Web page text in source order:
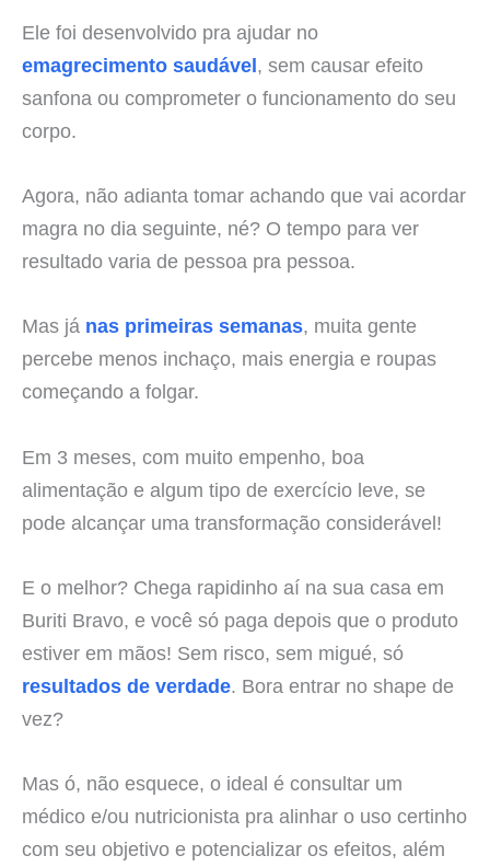
Ele foi desenvolvido pra ajudar no
emagrecimento saudável, sem causar efeito
sanfona ou comprometer o funcionamento do seu
corpo.
Agora, não adianta tomar achando que vai acordar
magra no dia seguinte, né? O tempo para ver
resultado varia de pessoa pra pessoa.
Mas já nas primeiras semanas, muita gente
percebe menos inchaço, mais energia e roupas
começando a folgar.
Em 3 meses, com muito empenho, boa
alimentação e algum tipo de exercício leve, se
pode alcançar uma transformação considerável!
E o melhor? Chega rapidinho aí na sua casa em
Buriti Bravo, e você só paga depois que o produto
estiver em mãos! Sem risco, sem migué, só
resultados de verdade. Bora entrar no shape de
vez?
Mas ó, não esquece, o ideal é consultar um
médico e/ou nutricionista pra alinhar o uso certinho
com seu objetivo e potencializar os efeitos, além